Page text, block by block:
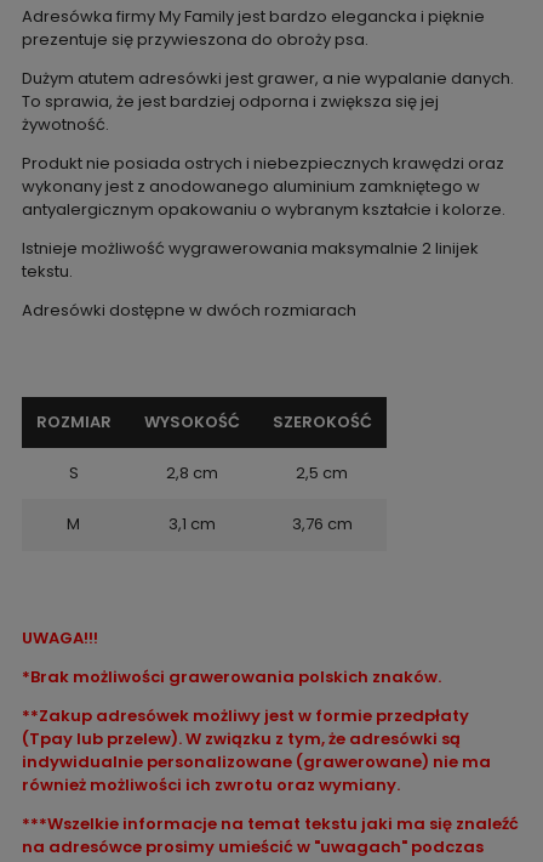
Adresówka firmy My Family jest bardzo elegancka i pięknie
prezentuje się przywieszona do obroży psa.
Dużym atutem adresówki jest grawer, a nie wypalanie danych.
To sprawia, że jest bardziej odporna i zwiększa się jej
żywotność.
Produkt nie posiada ostrych i niebezpiecznych krawędzi oraz
wykonany jest z anodowanego aluminium zamkniętego w
antyalergicznym opakowaniu o wybranym kształcie i kolorze.
Istnieje możliwość wygrawerowania maksymalnie 2 linijek
tekstu.
Adresówki dostępne w dwóch rozmiarach
ROZMIAR WYSOKOŚĆ SZEROKOŚĆ
S 2,8 cm 2,5 cm
M 3,1 cm 3,76 cm
UWAGA!!!
*Brak możliwości grawerowania polskich znaków.
**Zakup adresówek możliwy jest w formie przedpłaty
(Tpay lub przelew). W związku z tym, że adresówki są
indywidualnie personalizowane (grawerowane) nie ma
również możliwości ich zwrotu oraz wymiany.
***Wszelkie informacje na temat tekstu jaki ma się znaleźć
na adresówce prosimy umieścić w "uwagach" podczas